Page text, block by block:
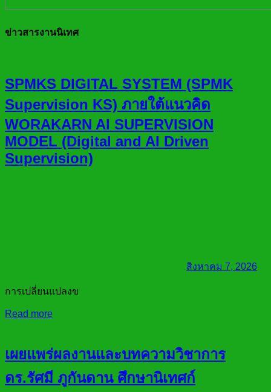
ข่าวสารงานนิเทศ
SPMKS DIGITAL SYSTEM (SPMK
Supervision KS) ภายใต้แนวคิด
WORAKARN AI SUPERVISION
MODEL (Digital and AI Driven
Supervision)
สิงหาคม 7, 2026
การเปลี่ยนแปลงข
Read more
เผยแพร่ผลงานและบทความวิชาการ
ดร.รัศมี ภูกันดาน ศึกษานิเทศก์